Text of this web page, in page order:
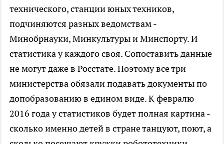
технического, станции юных техников,
подчиняются разных ведомствам -
Минобрнауки, Минкультуры и Минспорту. И
статистика у каждого своя. Сопоставить данные
не могут даже в Росстате. Поэтому все три
министерства обязали подавать документы по
допобразованию в едином виде. К февралю
2016 года у статистиков будет полная картина -
сколько именно детей в стране танцуют, поют, а